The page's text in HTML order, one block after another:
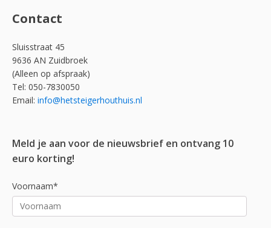
Contact
Sluisstraat 45
9636 AN Zuidbroek
(Alleen op afspraak)
Tel: 050-7830050
Email: info@hetsteigerhouthuis.nl
Meld je aan voor de nieuwsbrief en ontvang 10
euro korting!
Voornaam*